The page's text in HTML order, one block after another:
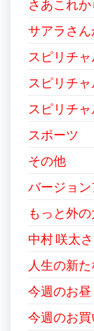
さあこれ
サアラさ
スピリチ
スピリチ
スピリチ
スポーツ
その他
バージョ
もっと外
中村 咲太
人生の新
今週のお昼
今週のお買